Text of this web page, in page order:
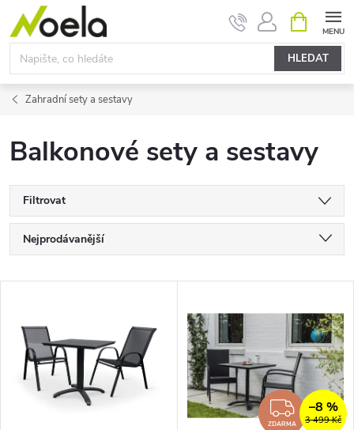
Přejít
obsah
HLEDAT
NÁKUPNÍ
KOŠÍK
Zahradní sety a sestavy
Balkonové sety a sestavy
Filtrovat
Ř
a
z
e
Nejprodávanější
Abecedně
ý
p
ZDARMA 3 499 Kč
–8 %